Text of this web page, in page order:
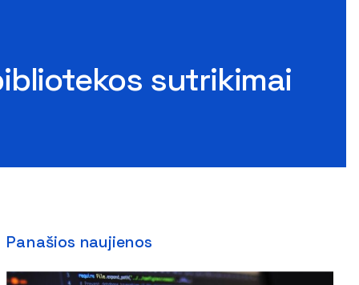
sutrikimai
Panašios naujienos